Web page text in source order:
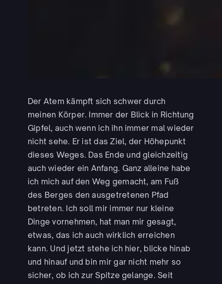
Der Atem kämpft sich schwer durch
meinen Körper. Immer der Blick in Richtung
Gipfel, auch wenn ich ihn immer mal wieder
nicht sehe. Er ist das Ziel, der Höhepunkt
dieses Weges. Das Ende und gleichzeitig
auch wieder ein Anfang. Ganz alleine habe
ich mich auf den Weg gemacht, am Fuß
des Berges den ausgetretenen Pfad
betreten. Ich soll mir immer nur kleine
Dinge vornehmen, hat man mir gesagt,
etwas, das ich auch wirklich erreichen
kann. Und jetzt stehe ich hier, blicke hinab
und hinauf und bin mir gar nicht mehr so
sicher, ob ich zur Spitze gelange. Seit